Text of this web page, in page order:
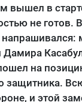
вышел в
не готов.
Дамира
на
защитника.
и этой